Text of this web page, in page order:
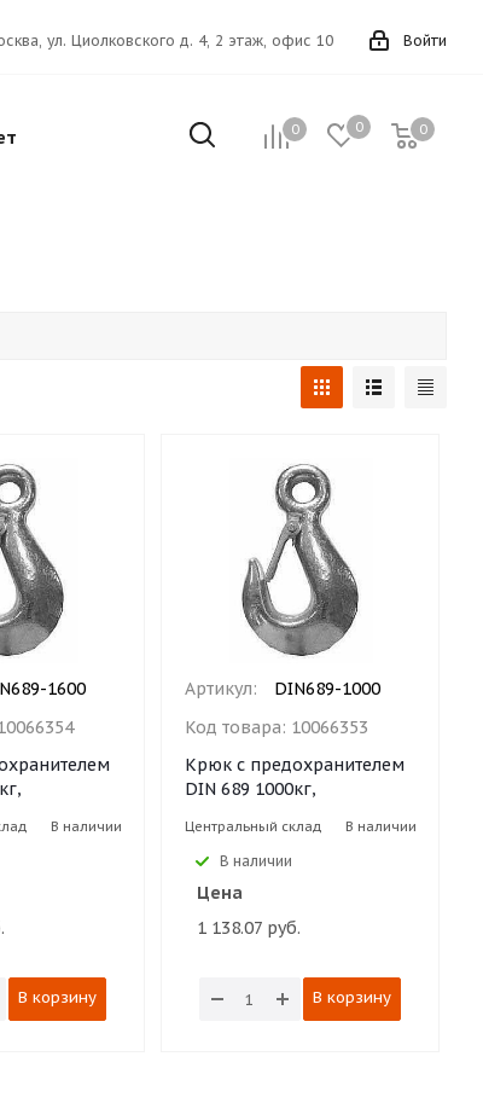
Войти
ул. Циолковского д. 4, 2 этаж, офис 10
0 0 0
1600
В наличии
В корзину
Артикул:
DIN689-1000
Код товара: 10066353
Крюк с предохранителем
DIN 689 1000кг,
Центральный склад В наличии
В наличии
Цена
1 138.07 руб.
В корзину